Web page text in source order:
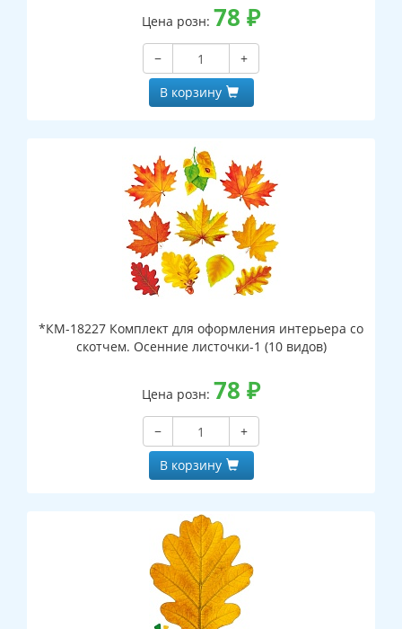
Цена розн: 78 ₽
−
+
В корзину
*КМ-18227 Комплект для оформления интерьера со
скотчем. Осенние листочки-1 (10 видов)
Цена розн: 78 ₽
−
+
В корзину